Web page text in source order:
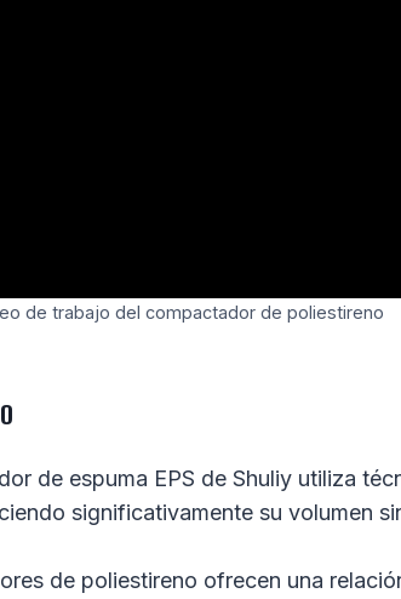
de trabajo del compactador de poliestireno
de espuma EPS de Shuliy utiliza
significativamente su volumen
de poliestireno ofrecen una